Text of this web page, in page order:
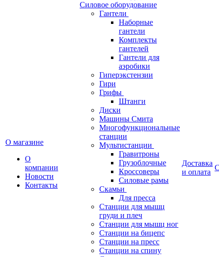
О магазине
О
компании
Новости
Контакты
Силовое оборудование
Гантели
Наборные
гантели
Комплекты
гантелей
Гантели для
аэробики
Гиперэкстензии
Гири
Грифы
Штанги
Диски
Машины Смита
Многофункциональные
станции
Мультистанции
Гравитроны
Грузоблочные
Кроссоверы
Силовые рамы
Скамьи
Для пресса
Станции для мышц
груди и плеч
Станции для мышц ног
Станции на бицепс
Станции на пресс
Станции на спину
Доставка
и оплата